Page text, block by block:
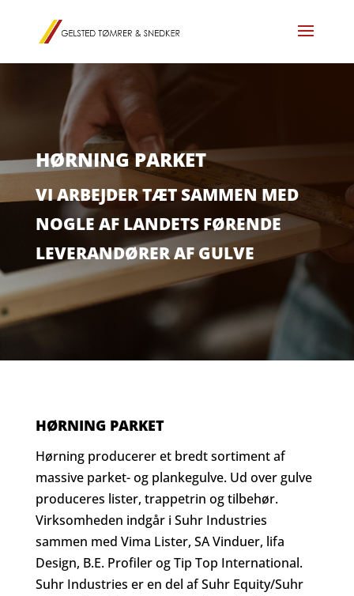
HØRNING PARKET
VI ARBEJDER TÆT SAMMEN MED
NOGLE AF LANDETS FØRENDE
LEVERANDØRER AF GULVE
HØRNING PARKET
Hørning producerer et bredt sortiment af
massive parket- og plankegulve. Ud over gulve
produceres lister, trappetrin og tilbehør.
Virksomheden indgår i Suhr Industries
sammen med Vima Lister, SA Vinduer, lifa
Design, B.E. Profiler og Tip Top International.
Suhr Industries er en del af Suhr Equity/Suhr